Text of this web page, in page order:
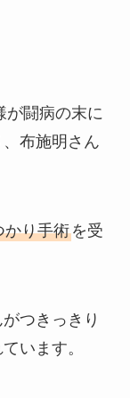
が闘病の末に
布施明さん
かり手術を受
つきっきり
います。